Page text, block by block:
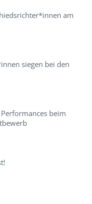
am
siegen bei den
beim